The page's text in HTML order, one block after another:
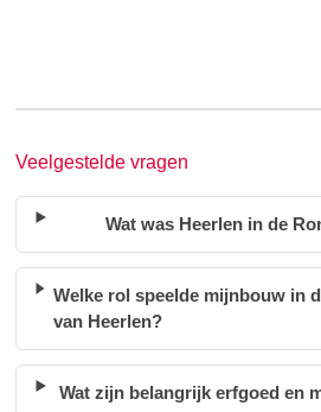
Veelgestelde vragen
Wat was Heerlen in de
Welke rol speelde mijnbouw in
van Heerlen?
Wat zijn belangrijk erfgoed en